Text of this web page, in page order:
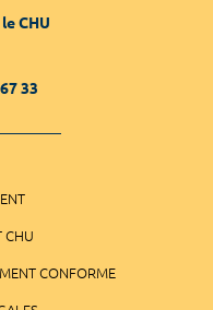
CHU
33
CHU
CONFORME